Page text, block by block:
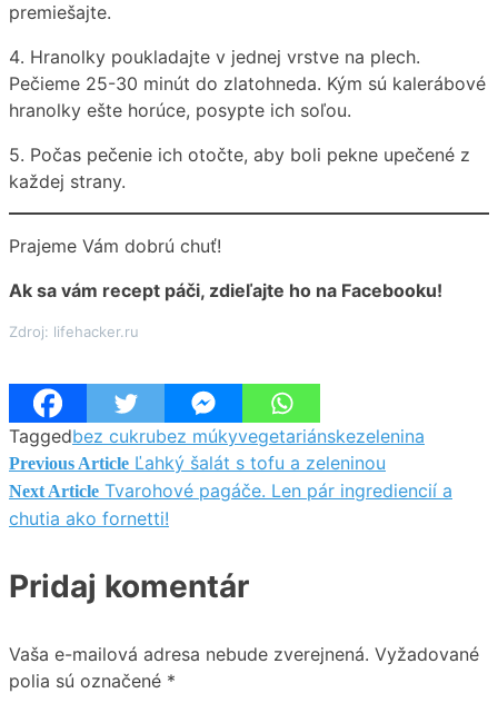
premiešajte.
4․ Hranolky poukladajte v jednej vrstve na plech.
Pečieme 25-30 minút do zlatohneda. Kým sú kalerábové
hranolky ešte horúce, posypte ich soľou.
5. Počas pečenie ich otočte, aby boli pekne upečené z
každej strany.
Prajeme Vám dobrú chuť!
Ak sa vám recept páči, zdieľajte ho na Facebooku!
Zdroj: lifehacker.ru
Taggedbez cukrubez múkyvegetariánskezelenina
Navigácia
v
článku
Previous Article Ľahký šalát s tofu a zeleninou
Next Article Tvarohové pagáče. Len pár ingrediencií a
chutia ako fornetti!
Pridaj komentár
Vaša e-mailová adresa nebude zverejnená. Vyžadované
polia sú označené *